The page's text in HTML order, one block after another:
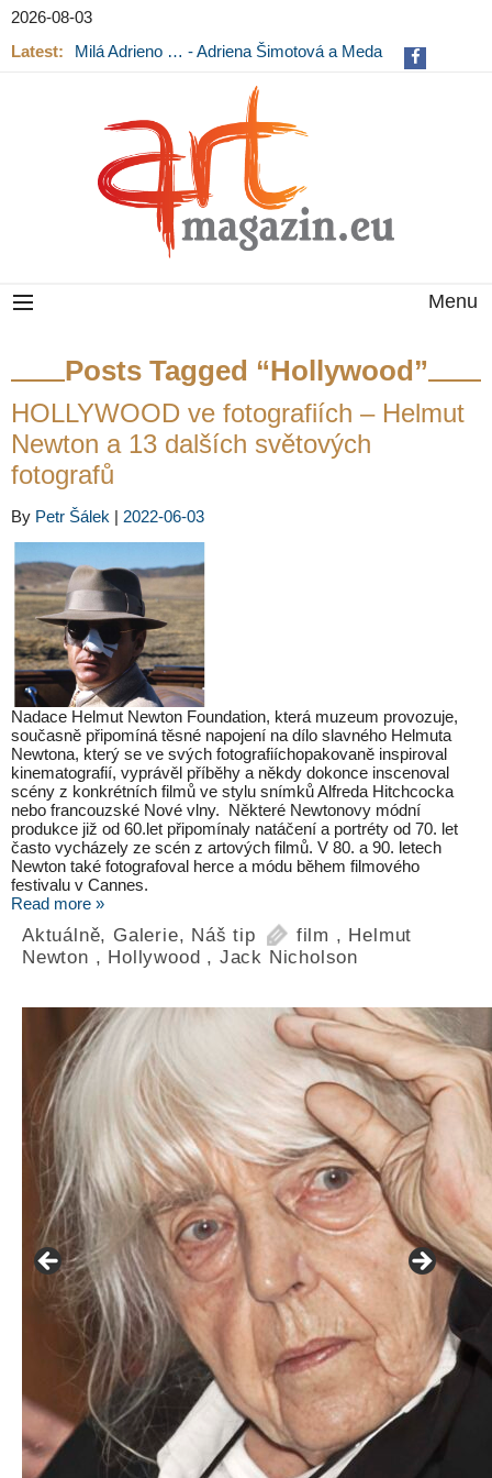
2026-08-03
Latest:
Milá Adrieno … - Adriena Šimotová a Meda
Menu
Posts Tagged “Hollywood”
HOLLYWOOD ve fotografiích – Helmut
Newton a 13 dalších světových
fotografů
By Petr Šálek | 2022-06-03
Nadace Helmut Newton Foundation, která muzeum provozuje,
současně připomíná těsné napojení na dílo slavného Helmuta
Newtona, který se ve svých fotografiíchopakovaně inspiroval
kinematografií, vyprávěl příběhy a někdy dokonce inscenoval
scény z konkrétních filmů ve stylu snímků Alfreda Hitchcocka
nebo francouzské Nové vlny. Některé Newtonovy módní
produkce již od 60.let připomínaly natáčení a portréty od 70. let
často vycházely ze scén z artových filmů. V 80. a 90. letech
Newton také fotografoval herce a módu během filmového
festivalu v Cannes.
Read more »
Aktuálně, Galerie, Náš tip film , Helmut
Newton , Hollywood , Jack Nicholson
František Skála - film Veřejný prostor